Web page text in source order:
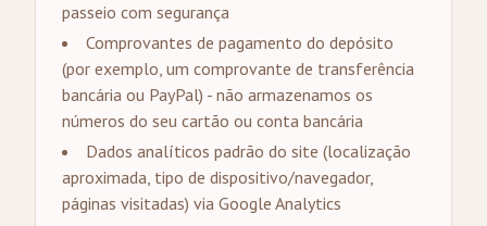
passeio com segurança
Comprovantes de pagamento do depósito
(por exemplo, um comprovante de transferência
bancária ou PayPal) - não armazenamos os
números do seu cartão ou conta bancária
Dados analíticos padrão do site (localização
aproximada, tipo de dispositivo/navegador,
páginas visitadas) via Google Analytics